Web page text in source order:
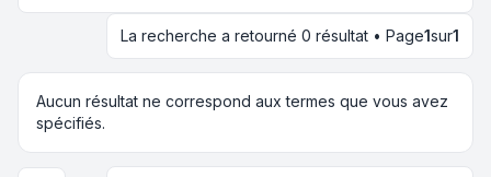
La recherche a retourné 0 résultat • Page1sur1
Aucun résultat ne correspond aux termes que vous avez
spécifiés.